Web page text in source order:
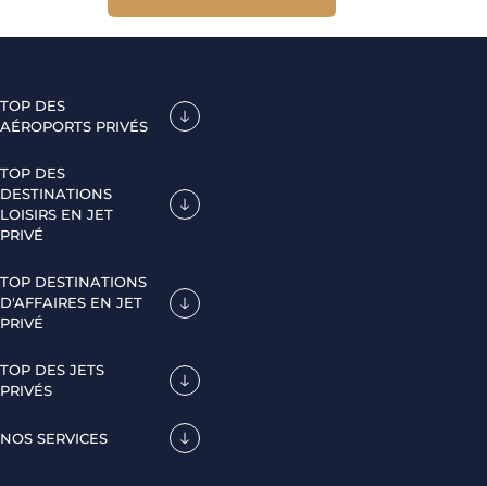
TOP DES
AÉROPORTS PRIVÉS
TOP DES
DESTINATIONS
LOISIRS EN JET
PRIVÉ
TOP DESTINATIONS
D'AFFAIRES EN JET
PRIVÉ
TOP DES JETS
PRIVÉS
NOS SERVICES